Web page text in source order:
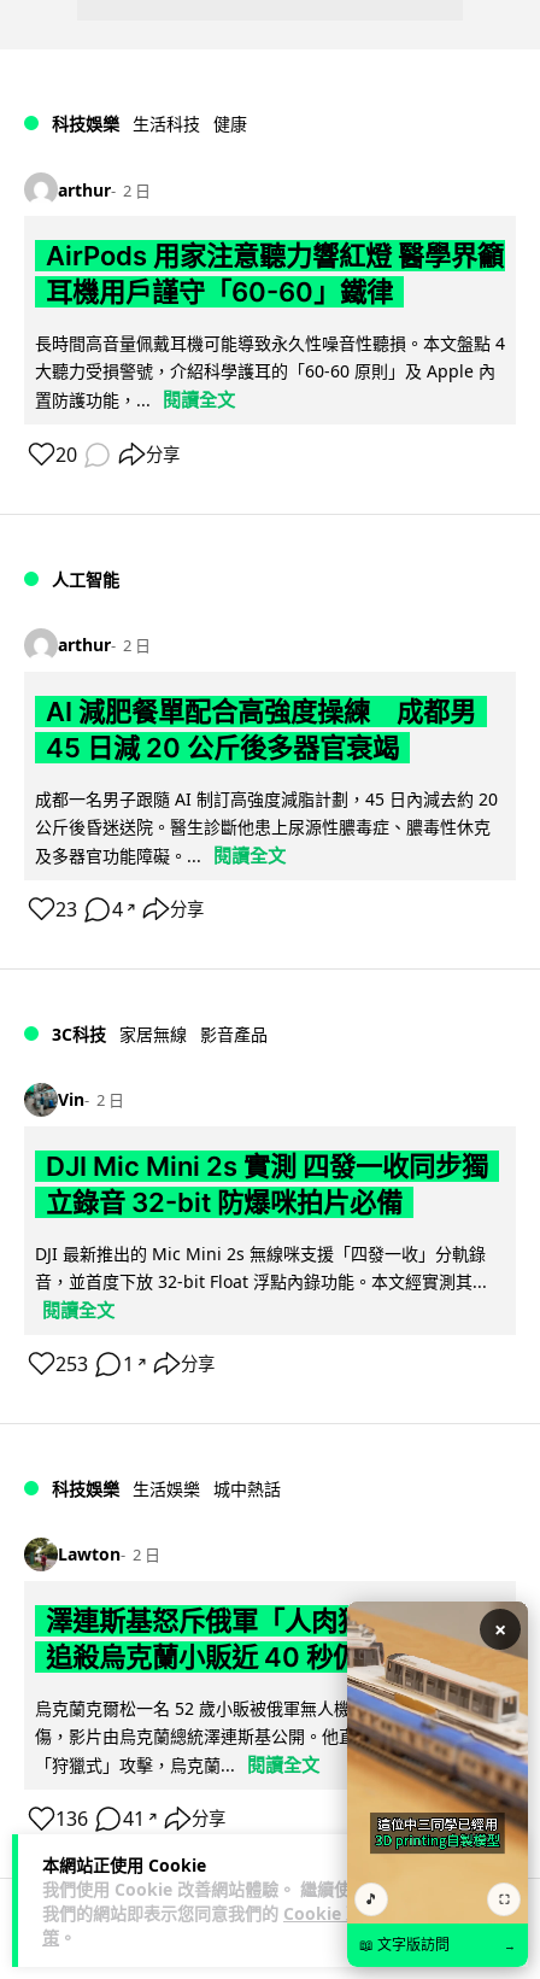
本網站正使用 Cookie
我們使用 Cookie 改善網站體驗。 繼續使用
我們的網站即表示您同意我們的 Cookie 政
策 。
科技娛樂 生活科技 健康
arthur 2 日
AirPods 用家注意聽力響紅燈 醫學界籲
耳機用戶謹守「60-60」鐵律
長時間高音量佩戴耳機可能導致永久性噪音性聽損。本文盤點 4
大聽力受損警號，介紹科學護耳的「60-60 原則」及 Apple 內
置防護功能，...
閱讀全文
20 分享
人工智能
arthur 2 日
AI 減肥餐單配合高強度操練 成都男
45 日減 20 公斤後多器官衰竭
成都一名男子跟隨 AI 制訂高強度減脂計劃，45 日內減去約 20
公斤後昏迷送院。醫生診斷他患上尿源性膿毒症、膿毒性休克
及多器官功能障礙。...
閱讀全文
23 4 ↗ 分享
3C科技 家居無線 影音產品
Vin 2 日
DJI Mic Mini 2s 實測 四發一收同步獨
立錄音 32-bit 防爆咪拍片必備
DJI 最新推出的 Mic Mini 2s 無線咪支援「四發一收」分軌錄
音，並首度下放 32-bit Float 浮點內錄功能。本文經實測其...
閱讀全文
253 1 ↗ 分享
科技娛樂 生活娛樂 城中熱話
Lawton 2 日
澤連斯基怒斥俄軍「人肉狩獵」 無人機
追殺烏克蘭小販近 40 秒仍被炸傷
烏克蘭克爾松一名 52 歲小販被俄軍無人機追擊近 40 秒後被炸
傷，影片由烏克蘭總統澤連斯基公開。他直斥俄軍對平民進行
「狩獵式」攻擊，烏克蘭...
閱讀全文
136 41 ↗ 分享
人工智能
×
🎵 ⛶
📖 文字版訪問 →